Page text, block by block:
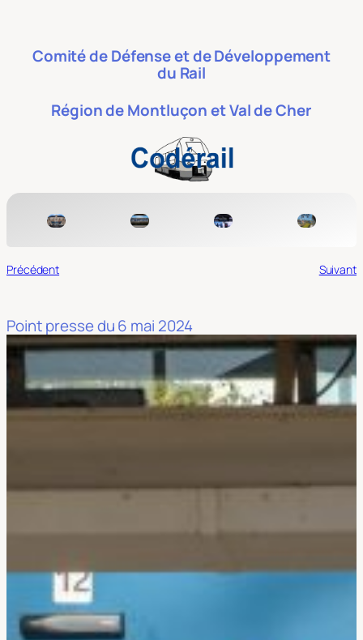
Comité de Défense et de Développement
du Rail
Région de Montluçon et Val de Cher
Précédent Suivant
Point presse du 6 mai 2024